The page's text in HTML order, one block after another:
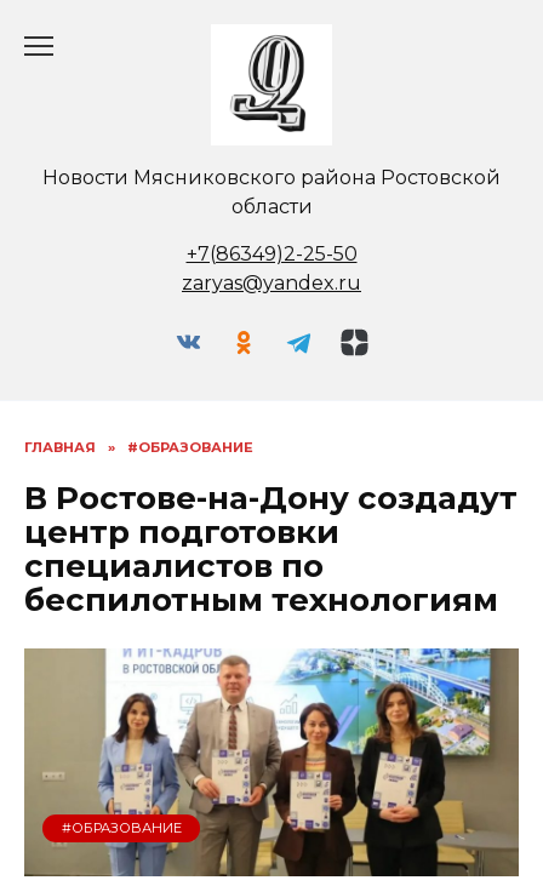
Новости Мясниковского района Ростовской
области
+7(86349)2-25-50
zaryas@yandex.ru
ГЛАВНАЯ » #ОБРАЗОВАНИЕ
В Ростове-на-Дону создадут
центр подготовки
специалистов по
беспилотным технологиям
#ОБРАЗОВАНИЕ